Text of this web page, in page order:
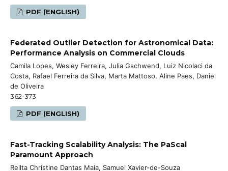
PDF (ENGLISH)
Federated Outlier Detection for Astronomical Data:
Performance Analysis on Commercial Clouds
Camila Lopes, Wesley Ferreira, Julia Gschwend, Luiz Nicolaci da
Costa, Rafael Ferreira da Silva, Marta Mattoso, Aline Paes, Daniel
de Oliveira
362-373
PDF (ENGLISH)
Fast-Tracking Scalability Analysis: The PaScal
Paramount Approach
Reilta Christine Dantas Maia, Samuel Xavier-de-Souza